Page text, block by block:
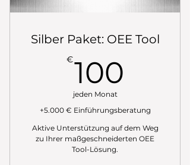
Silber Paket: OEE Tool
€100
jeden Monat
+5.000 € Einführungsberatung
Aktive Unterstützung auf dem Weg
zu Ihrer maßgeschneiderten OEE
Tool-Lösung.